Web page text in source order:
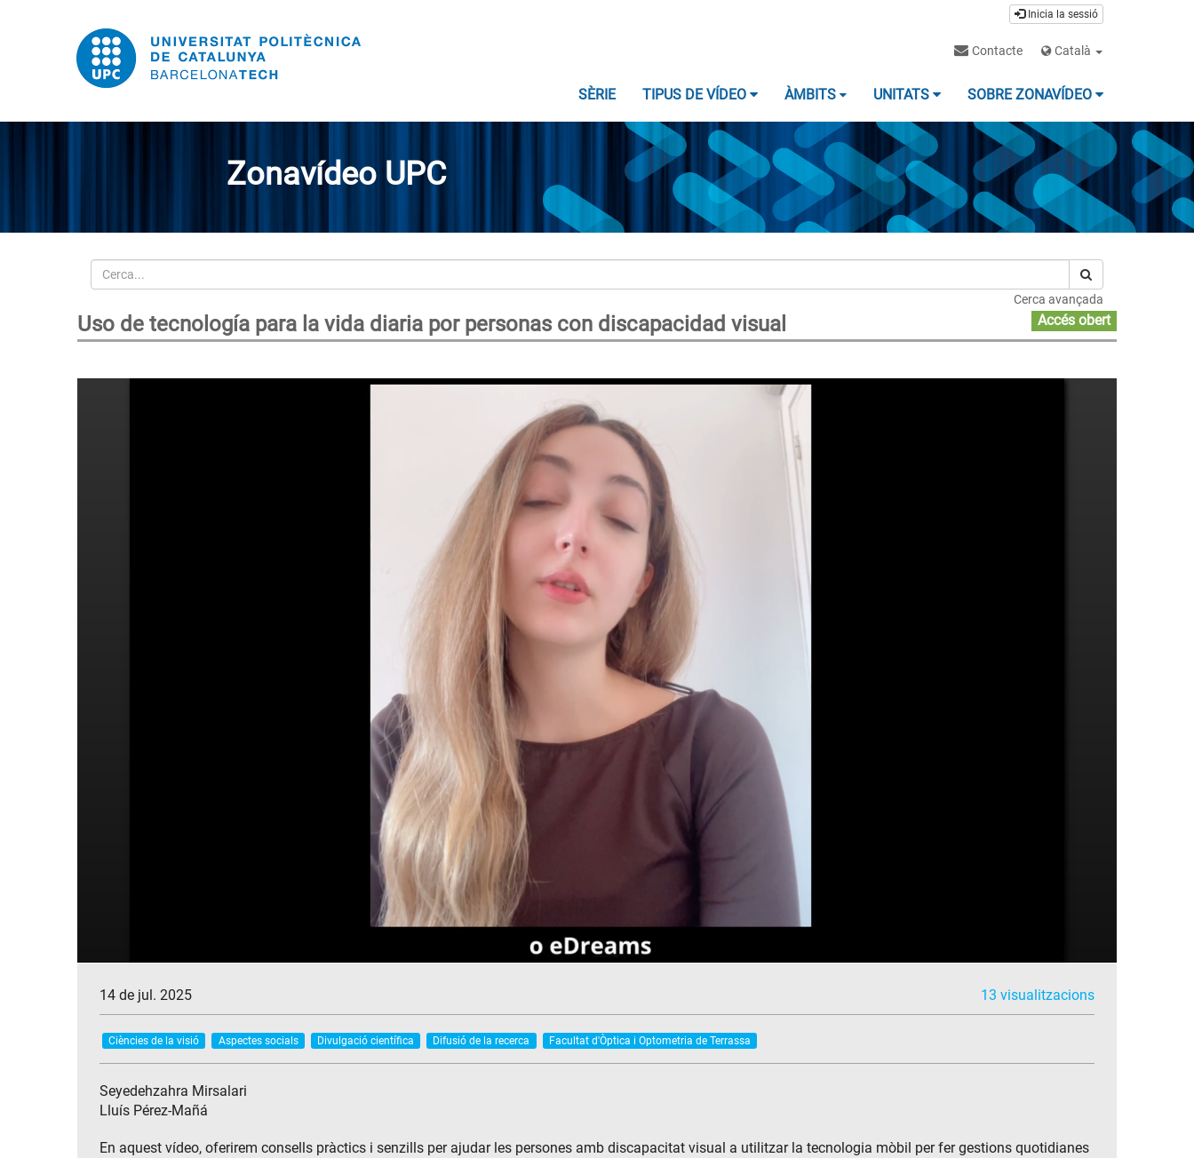
Inicia la sessió
Contacte Català
SÈRIE TIPUS DE VÍDEO ÀMBITS UNITATS SOBRE ZONAVÍDEO
Zonavídeo UPC
Cerca
Cerca avançada
Uso de tecnología para la vida diaria por personas con discapacidad visual Accés obert
14 de jul. 2025 13 visualitzacions
Ciències de la visió Aspectes socials Divulgació científica Difusió de la recerca Facultat d'Òptica i Optometria de Terrassa
Seyedehzahra Mirsalari
Lluís Pérez-Mañá
En aquest vídeo, oferirem consells pràctics i senzills per ajudar les persones amb discapacitat visual a utilitzar la tecnologia mòbil per fer gestions quotidianes